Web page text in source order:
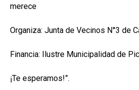
merece
Organiza: Junta de Vecinos N°3 de
Financia: Ilustre Municipalidad de
¡Te esperamos!”.